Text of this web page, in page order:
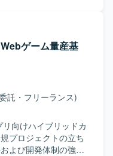
Cloud（ECサイ
ストラン予約サイト
在は結合テストフェ
なり、設計書を読み
箇所の調査・解析か
していただきます。
実施します。 【求
理解し、自ら課題を
ます。フットワーク
ションをとりなが
ていただける方が望
ゲーム量産基
託・フリーランス)
リ向けハイブリッドカ
プロジェクトの立ち
よび開発体制の強化